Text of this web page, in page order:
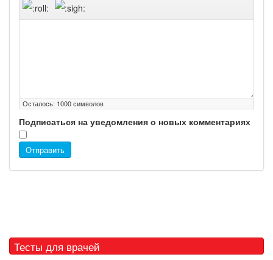
Осталось: 1000символов
Подписаться на уведомления о новых комментариях
Отправить
Тесты для врачей